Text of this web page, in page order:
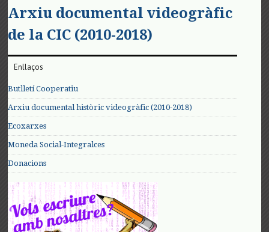
Arxiu documental videogràfic
de la CIC (2010-2018)
Enllaços
Butlletí Cooperatiu
Arxiu documental històric videogràfic (2010-2018)
Ecoxarxes
Moneda Social-Integralces
Donacions